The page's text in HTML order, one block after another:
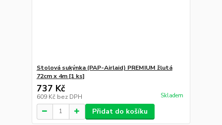
Stolová sukýnka (PAP-Airlaid) PREMIUM žlutá
72cm x 4m [1 ks]
737 Kč
609 Kč bez DPH Skladem
Přidat do košíku